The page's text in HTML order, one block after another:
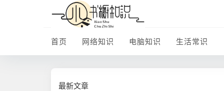
首页 网络知识 电脑知识 生活常识
最新文章